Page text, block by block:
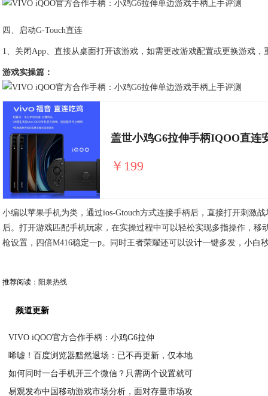
四、启动G-Touch直连
1、关闭App、直接从桌面打开该游戏，如需更改游戏配置或更换游戏，
游戏实操篇：
盖世小鸡G6拉伸手柄IQOO直连
￥199
小编以苹果手机为类，通过ios-Gtouch方式连接手柄后，直接打开刺激
后。打开游戏匹配手机玩家，在实操过程中可以轻松实现多指操作，
枪设置，四倍M416稳定一p。同时王者荣耀还可以设计一键多发，小白
推荐阅读： 阳泉热线
频道更新
VIVO iQOO官方合作手柄：小鸡G6拉伸
唏嘘！百度浏览器黯然退场：已不再更新，仅本地
如何同时一台手机开三个微信？只需两个设置就可
易观发布中国移动游戏市场分析，面对存量市场攻